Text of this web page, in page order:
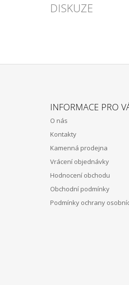
DISKUZE
INFORMACE PRO
O nás
Kontakty
Kamenná prodejna
Vrácení objednávky
Hodnocení obchodu
Obchodní podmínky
Podmínky ochrany